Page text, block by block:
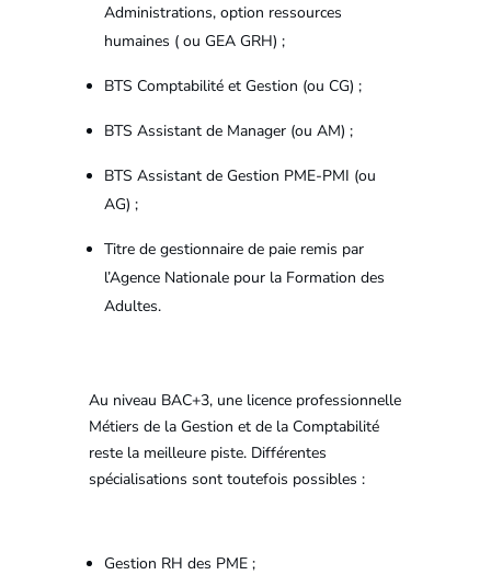
Administrations, option ressources
humaines ( ou GEA GRH) ;
BTS Comptabilité et Gestion (ou CG) ;
BTS Assistant de Manager (ou AM) ;
BTS Assistant de Gestion PME-PMI (ou
AG) ;
Titre de gestionnaire de paie remis par
l’Agence Nationale pour la Formation des
Adultes.
Au niveau BAC+3, une licence professionnelle
Métiers de la Gestion et de la Comptabilité
reste la meilleure piste. Différentes
spécialisations sont toutefois possibles :
Gestion RH des PME ;